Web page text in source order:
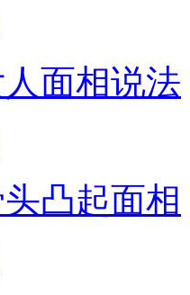
面相说法
凸起面相